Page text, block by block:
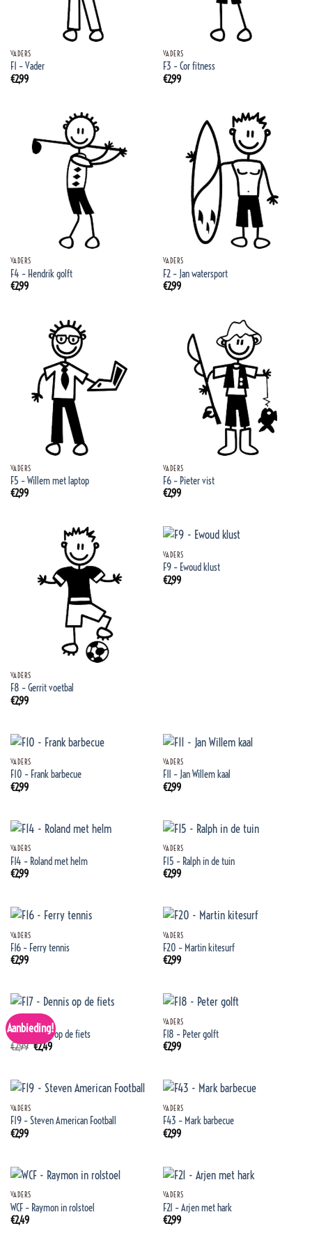
VADERS
F1 – Vader
€2,99
VADERS
F3 – Cor fitness
€2,99
VADERS
F4 – Hendrik golft
€2,99
VADERS
F2 – Jan watersport
€2,99
VADERS
F5 – Willem met laptop
€2,99
VADERS
F6 – Pieter vist
€2,99
VADERS
F8 – Gerrit voetbal
€2,99
VADERS
F9 – Ewoud klust
€2,99
VADERS
F10 – Frank barbecue
€2,99
VADERS
F11 – Jan Willem kaal
€2,99
VADERS
F14 – Roland met helm
€2,99
VADERS
F15 – Ralph in de tuin
€2,99
VADERS
F16 – Ferry tennis
€2,99
VADERS
F20 – Martin kitesurf
€2,99
Aanbieding!
VADERS
F17 – Dennis op de fiets
€2,99 Oorspronkelijke
€2,49Huidige
VADERS
F18 – Peter golft
€2,99
VADERS
F19 – Steven American Football
€2,99
VADERS
F43 – Mark barbecue
€2,99
VADERS
WCF – Raymon in rolstoel
€2,49
VADERS
F21 – Arjen met hark
€2,99